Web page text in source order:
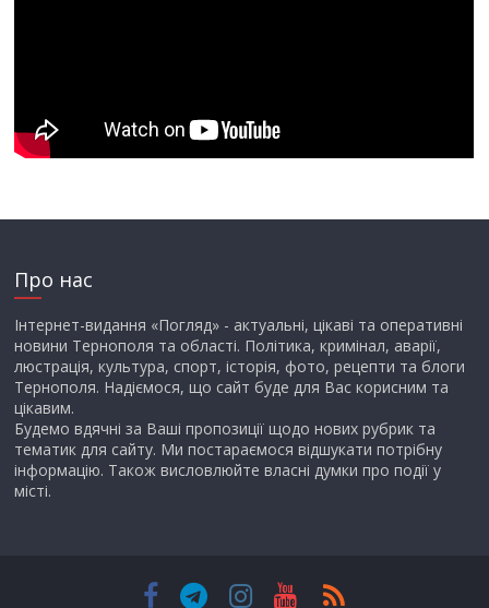
Про нас
Інтернет-видання «Погляд» - актуальні, цікаві та оперативні
новини Тернополя та області. Політика, кримінал, аварії,
люстрація, культура, спорт, історія, фото, рецепти та блоги
Тернополя. Надіємося, що сайт буде для Вас корисним та
цікавим.
Будемо вдячні за Ваші пропозиції щодо нових рубрик та
тематик для сайту. Ми постараємося відшукати потрібну
інформацію. Також висловлюйте власні думки про події у
місті.